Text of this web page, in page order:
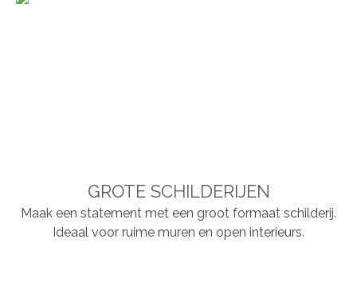
GROTE SCHILDERIJEN
Maak een statement met een groot formaat schilderij.
Ideaal voor ruime muren en open interieurs.